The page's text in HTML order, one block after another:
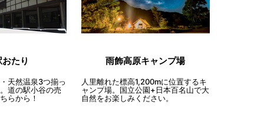
たり
天然温泉3つ揃っ
道の駅小谷の売
らから！
雨飾高原キャンプ場
人里離れた標高1,200mに位置するキ
ャンプ場。国立公園+日本百名山で大
自然をお楽しみください。